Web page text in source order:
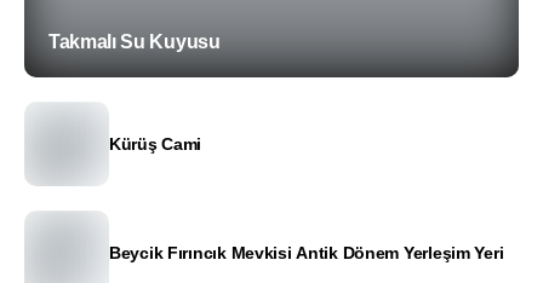
Takmalı Su Kuyusu
Kürüş Cami
Beycik Fırıncık Mevkisi Antik Dönem Yerleşim Yeri